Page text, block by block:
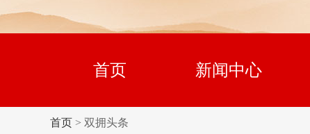
首页 新闻中心
首页 > 双拥头条